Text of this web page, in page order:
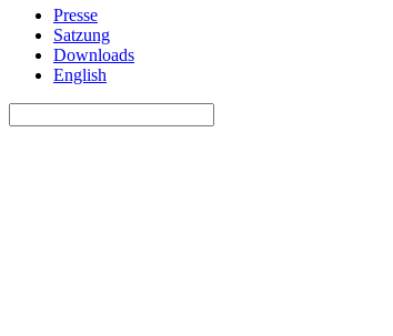
Presse
Satzung
Downloads
English